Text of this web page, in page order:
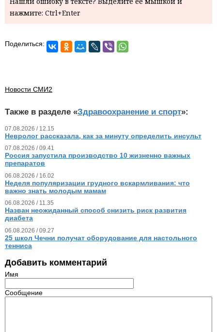
нажмите: Ctrl+Enter
Поделиться:
Новости СМИ2
Также в разделе «Здравоохранение и спорт»:
07.08.2026 / 12.15
Невролог рассказала, как за минуту определить инсульт
07.08.2026 / 09.41
Россия запустила производство 10 жизненно важных
препаратов
06.08.2026 / 16.02
Неделя популяризации грудного вскармливания: что
важно знать молодым мамам
06.08.2026 / 11.35
Назван неожиданный способ снизить риск развития
диабета
06.08.2026 / 09.27
25 школ Чечни получат оборудование для настольного
тенниса
Добавить комментарий
Имя
Сообщение